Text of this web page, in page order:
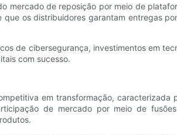
mercado de reposição por meio de
os distribuidores garantam entregas
de cibersegurança, investimentos em
com sucesso.
em transformação,
de mercado por meio de